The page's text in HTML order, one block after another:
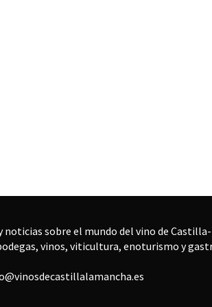
sobre el mundo del vino de Castilla-
vinos, viticultura, enoturismo y